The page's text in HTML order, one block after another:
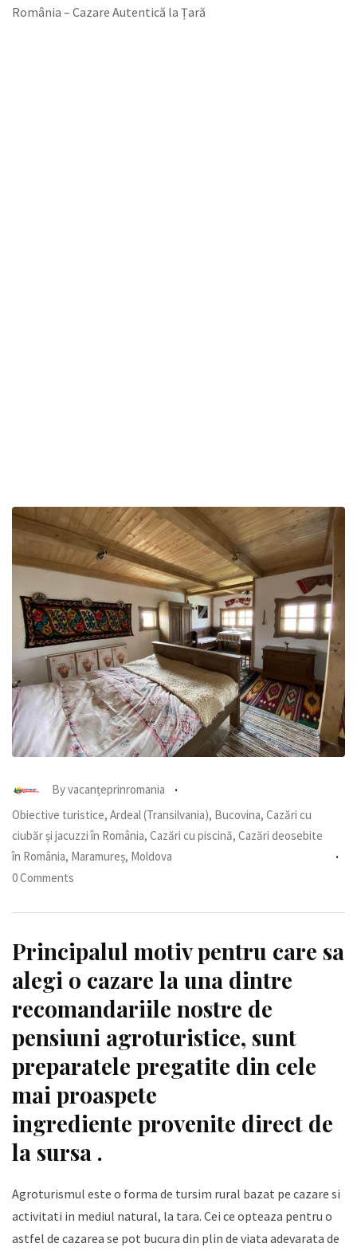
România – Cazare Autentică la Țară
Byvacanțeprinromania
Obiective turistice, Ardeal (Transilvania), Bucovina, Cazări cu
ciubăr și jacuzzi în România, Cazări cu piscină, Cazări deosebite
în România, Maramureș, Moldova
0 Comments
Principalul motiv pentru care sa
alegi o cazare la una dintre
recomandariile nostre de
pensiuni agroturistice, sunt
preparatele pregatite din cele
mai proaspete
ingrediente provenite direct de
la sursa .
Agroturismul este o forma de tursim rural bazat pe cazare si
activitati in mediul natural, la tara. Cei ce opteaza pentru o
astfel de cazarea se pot bucura din plin de viata adevarata de